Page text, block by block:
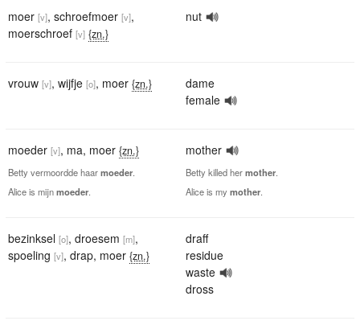
moer [v], schroefmoer [v],
moerschroef [v] {zn.}
nut
vrouw [v], wijfje [o], moer {zn.}
dame
female
moeder [v], ma, moer {zn.} mother
Betty vermoordde haarmoeder Betty killed hermother
Alice is mijnmoeder Alice is my mother
bezinksel [o], droesem [m],
spoeling [v], drap, moer {zn.}
draff
residue
waste
dross